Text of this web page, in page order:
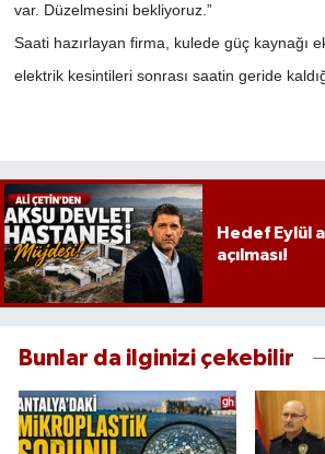
var. Düzelmesini bekliyoruz.”
Saati hazırlayan firma, kulede güç kaynağı
elektrik kesintileri sonrası saatin geride
Hedef Eylül
açılması!
Bunlar da ilginizi çekebilir